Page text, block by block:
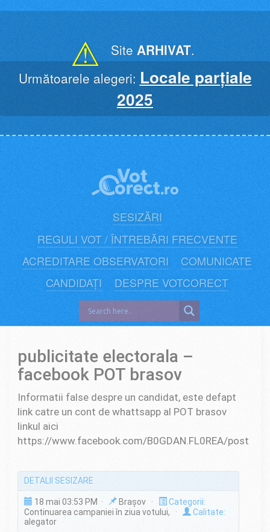
⚠ Site ARHIVAT.
Următoarele alegeri: Locale parțiale
2025
SESIZĂRI
REGULI VOT / ÎNTREBĂRI FRECVENTE
ACREDITARE OBSERVATORI
COMUNICATE
CANDIDAȚI
DESPRE VOTCORECT
publicitate electorala –
facebook POT brasov
Informatii false despre un candidat, este defapt
link catre un cont de whattsapp al POT brasov
linkul aici
https://www.facebook.com/B0GDAN.FL0REA/posts/
DETALII SESIZARE
18 mai 03:53 PM · Brașov ·
Categorii:
Continuarea campaniei în ziua votului,
·
Calitate:
alegator